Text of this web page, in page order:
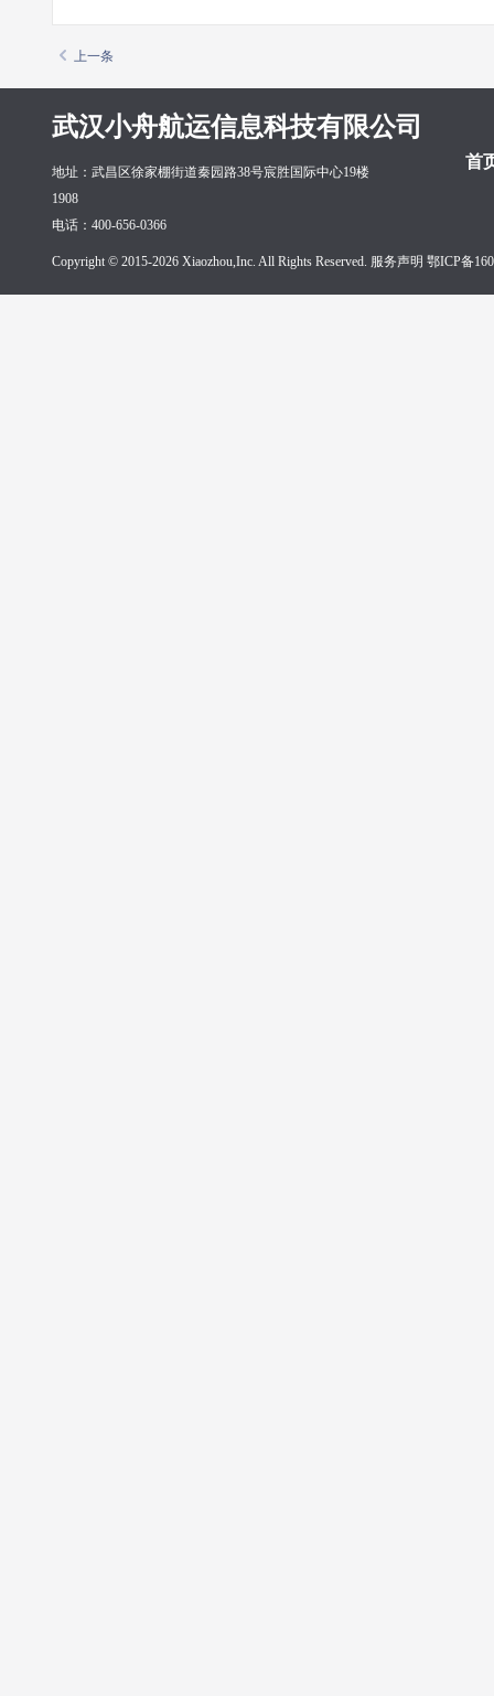
上一条
武汉小舟航运信息科技有限公司
首
地址：武昌区徐家棚街道秦园路38号宸胜国际中心19楼
1908
电话：400-656-0366
Copyright © 2015-2026 Xiaozhou,Inc. All Rights Reserved. 服务声明 鄂ICP备